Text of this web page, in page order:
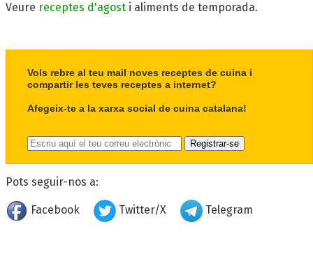
Veure receptes d'agost i aliments de temporada.
Vols rebre al teu mail noves receptes de cuina i
compartir les teves receptes a internet?
Afegeix-te a la xarxa social de cuina catalana!
Pots seguir-nos a:
Facebook Twitter/X Telegram